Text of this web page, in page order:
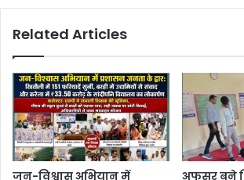
Related Articles
जन-विश्वास अभियान में
अफसर बने